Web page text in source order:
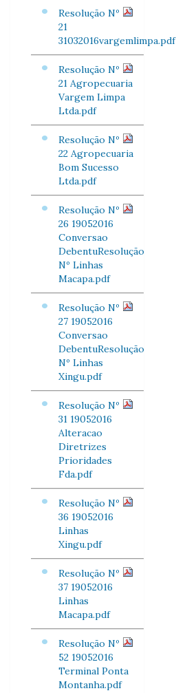
Resolução Nº
21
31032016vargemlimpa.pdf
Resolução Nº
21 Agropecuaria
Vargem Limpa
Ltda.pdf
Resolução Nº
22 Agropecuaria
Bom Sucesso
Ltda.pdf
Resolução Nº
26 19052016
Conversao
DebentuResolução
Nº Linhas
Macapa.pdf
Resolução Nº
27 19052016
Conversao
DebentuResolução
Nº Linhas
Xingu.pdf
Resolução Nº
31 19052016
Alteracao
Diretrizes
Prioridades
Fda.pdf
Resolução Nº
36 19052016
Linhas
Xingu.pdf
Resolução Nº
37 19052016
Linhas
Macapa.pdf
Resolução Nº
52 19052016
Terminal Ponta
Montanha.pdf